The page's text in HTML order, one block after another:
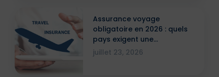
Assurance voyage
obligatoire en 2026 : quels
pays exigent une
attestation ?
juillet 23, 2026